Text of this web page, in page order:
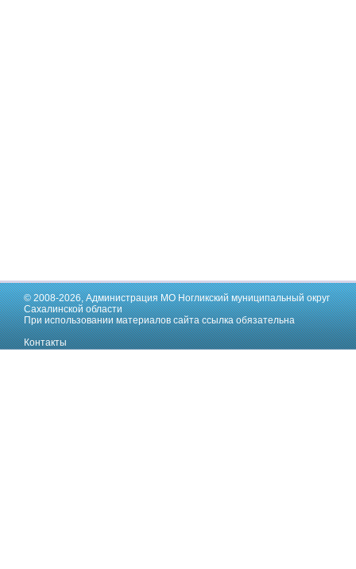
© 2008-2026,Администрация МО Ногликский муниципальный округ
Сахалинской области
При использовании материалов сайта ссылка обязательна
Контакты